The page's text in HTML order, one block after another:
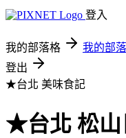
登入
我的部落格 我的部
登出
★台北 美味食記
★台北 松山